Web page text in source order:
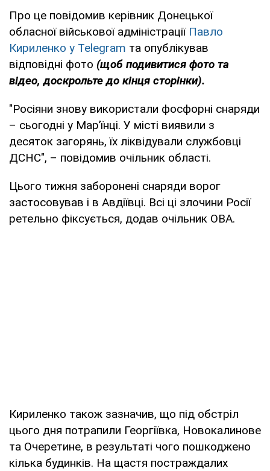
Про це повідомив керівник Донецької
обласної військової адміністрації Павло
Кириленко у Telegram та опублікував
відповідні фото (щоб подивитися фото та
відео, доскрольте до кінця сторінки).
"Росіяни знову використали фосфорні снаряди
– сьогодні у Мар’їнці. У місті виявили з
десяток загорянь, їх ліквідували службовці
ДСНС", – повідомив очільник області.
Цього тижня заборонені снаряди ворог
застосовував і в Авдіївці. Всі ці злочини Росії
ретельно фіксується, додав очільник ОВА.
Кириленко також зазначив, що під обстріл
цього дня потрапили Георгіївка, Новокалинове
та Очеретине, в результаті чого пошкоджено
кілька будинків. На щастя постраждалих